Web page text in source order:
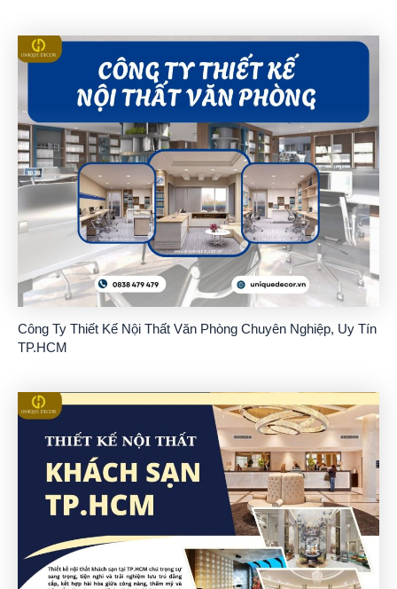
Công Ty Thiết Kế Nội Thất Văn Phòng Chuyên Nghiệp, Uy Tín
TP.HCM